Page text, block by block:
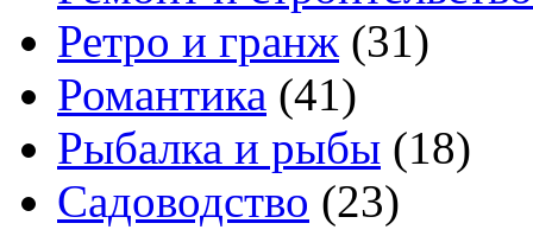
Ретро и гранж (31)
Романтика (41)
Рыбалка и рыбы (18)
Садоводство (23)